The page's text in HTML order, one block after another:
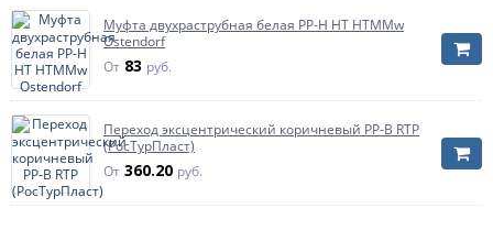
Давление
безнапорное
Исполнение
Артикул
Рабочая среда
сточные воды
Муфта двухраструбная белая PP-H HT HTMMw
Ostendorf
От 83 руб.
Переход эксцентрический коричневый PP-B RTP
(РосТурПласт)
От 360.20 руб.